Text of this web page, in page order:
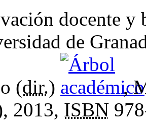
docente y
de
(dir.)
,
2013, ISBN